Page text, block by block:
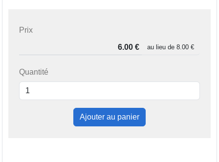
Prix
au lieu de 8.00 €
Quantité
Ajouter au panier